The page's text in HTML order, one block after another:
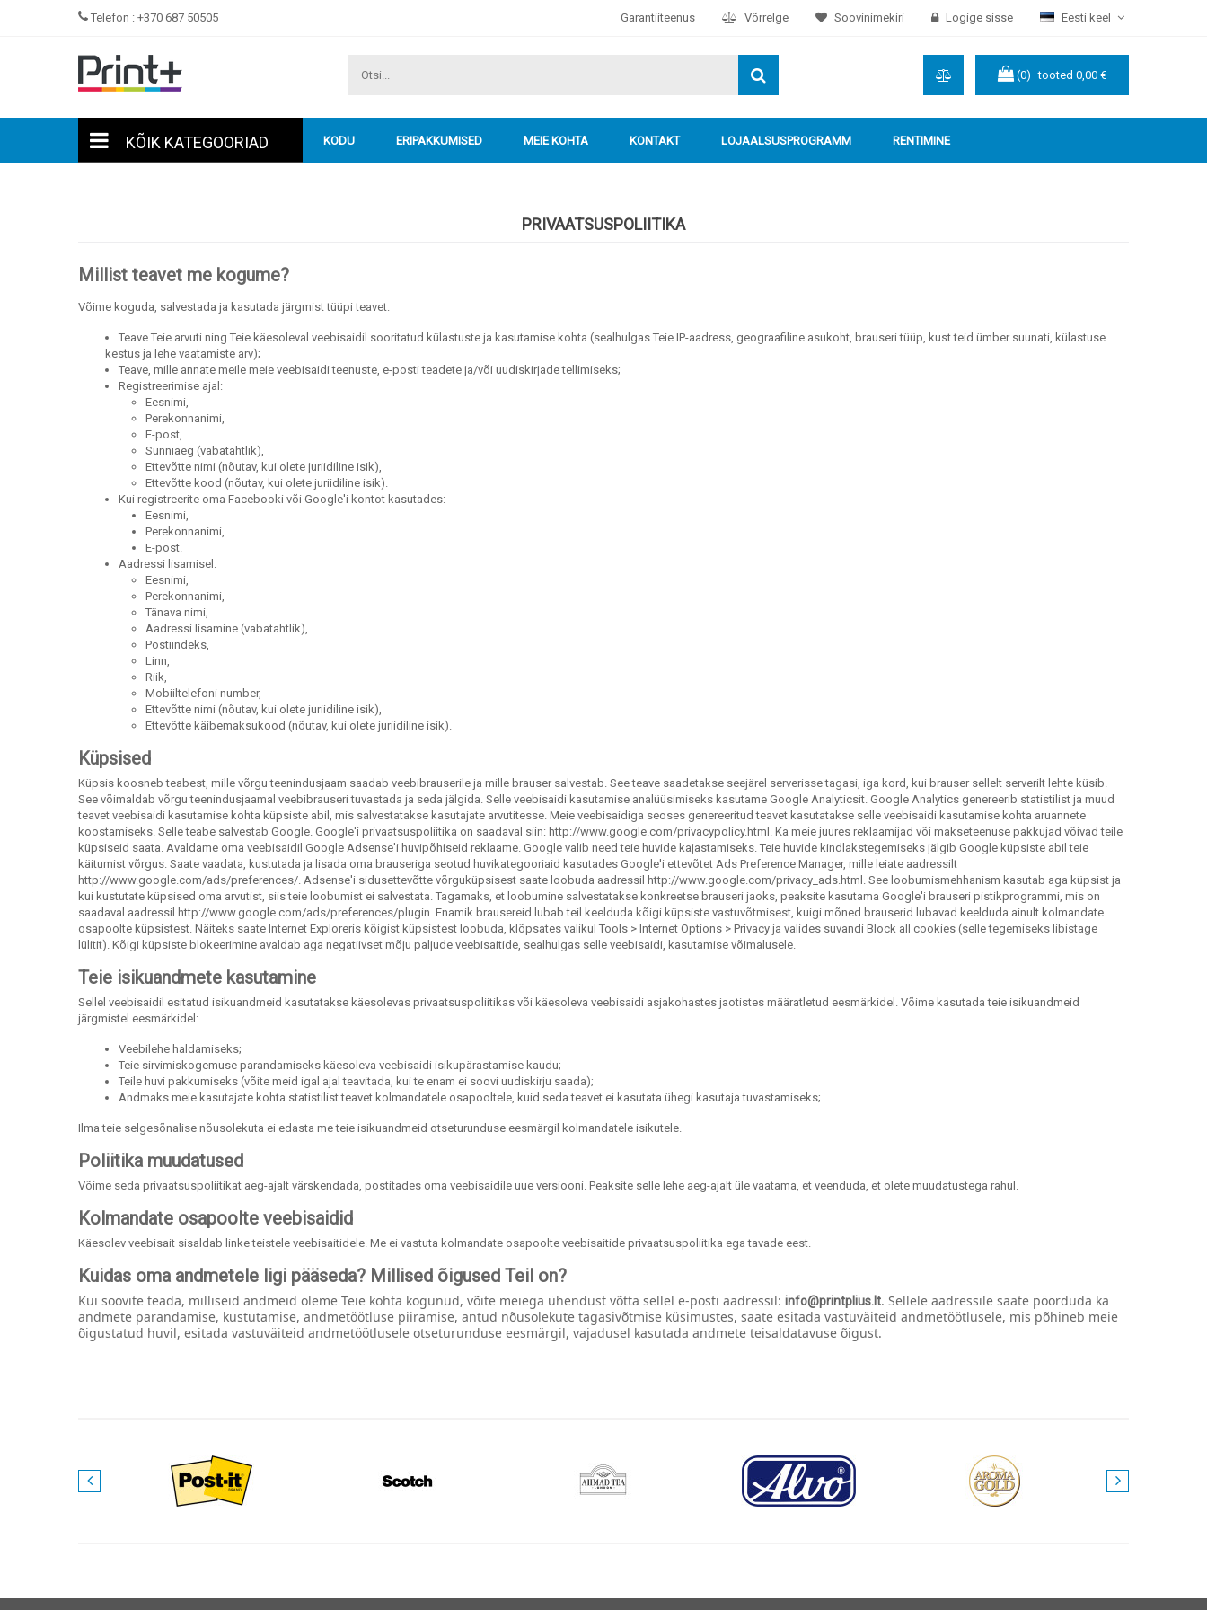
Eesti keel
Telefon : +370 687 50505 Garantiiteenus Võrrelge Soovinimekiri Logige sisse
(0) tooted 0,00 €
KÕIK KATEGOORIAD KODU ERIPAKKUMISED MEIE KOHTA KONTAKT LOJAALSUSPROGRAMM RENTIMINE
PRIVAATSUSPOLIITIKA
Millist teavet me kogume?
Võime koguda, salvestada ja kasutada järgmist tüüpi teavet:
Teave Teie arvuti ning Teie käesoleval veebisaidil sooritatud külastuste ja kasutamise kohta (sealhulgas Teie IP-aadress, geograafiline asukoht, brauseri tüüp, kust teid ümber suunati, külastuse
kestus ja lehe vaatamiste arv);
Teave, mille annate meile meie veebisaidi teenuste, e-posti teadete ja/või uudiskirjade tellimiseks;
Registreerimise ajal:
Eesnimi,
Perekonnanimi,
E-post,
Sünniaeg (vabatahtlik),
Ettevõtte nimi (nõutav, kui olete juriidiline isik),
Ettevõtte kood (nõutav, kui olete juriidiline isik).
Kui registreerite oma Facebooki või Google'i kontot kasutades:
Eesnimi,
Perekonnanimi,
E-post.
Aadressi lisamisel:
Eesnimi,
Perekonnanimi,
Tänava nimi,
Aadressi lisamine (vabatahtlik),
Postiindeks,
Linn,
Riik,
Mobiiltelefoni number,
Ettevõtte nimi (nõutav, kui olete juriidiline isik),
Ettevõtte käibemaksukood (nõutav, kui olete juriidiline isik).
Küpsised
Küpsis koosneb teabest, mille võrgu teenindusjaam saadab veebibrauserile ja mille brauser salvestab. See teave saadetakse seejärel serverisse tagasi, iga kord, kui brauser sellelt serverilt lehte küsib.
See võimaldab võrgu teenindusjaamal veebibrauseri tuvastada ja seda jälgida. Selle veebisaidi kasutamise analüüsimiseks kasutame Google Analyticsit. Google Analytics genereerib statistilist ja muud
teavet veebisaidi kasutamise kohta küpsiste abil, mis salvestatakse kasutajate arvutitesse. Meie veebisaidiga seoses genereeritud teavet kasutatakse selle veebisaidi kasutamise kohta aruannete
koostamiseks. Selle teabe salvestab Google. Google'i privaatsuspoliitika on saadaval siin: http://www.google.com/privacypolicy.html. Ka meie juures reklaamijad või makseteenuse pakkujad võivad teile
küpsiseid saata. Avaldame oma veebisaidil Google Adsense'i huvipõhiseid reklaame. Google valib need teie huvide kajastamiseks. Teie huvide kindlakstegemiseks jälgib Google küpsiste abil teie
käitumist võrgus. Saate vaadata, kustutada ja lisada oma brauseriga seotud huvikategooriaid kasutades Google'i ettevõtet Ads Preference Manager, mille leiate aadressilt
http://www.google.com/ads/preferences/. Adsense'i sidusettevõtte võrguküpsisest saate loobuda aadressil http://www.google.com/privacy_ads.html. See loobumismehhanism kasutab aga küpsist ja
kui kustutate küpsised oma arvutist, siis teie loobumist ei salvestata. Tagamaks, et loobumine salvestatakse konkreetse brauseri jaoks, peaksite kasutama Google'i brauseri pistikprogrammi, mis on
saadaval aadressil http://www.google.com/ads/preferences/plugin. Enamik brausereid lubab teil keelduda kõigi küpsiste vastuvõtmisest, kuigi mõned brauserid lubavad keelduda ainult kolmandate
osapoolte küpsistest. Näiteks saate Internet Exploreris kõigist küpsistest loobuda, klõpsates valikul Tools > Internet Options > Privacy ja valides suvandi Block all cookies (selle tegemiseks libistage
lülitit). Kõigi küpsiste blokeerimine avaldab aga negatiivset mõju paljude veebisaitide, sealhulgas selle veebisaidi, kasutamise võimalusele.
Teie isikuandmete kasutamine
Sellel veebisaidil esitatud isikuandmeid kasutatakse käesolevas privaatsuspoliitikas või käesoleva veebisaidi asjakohastes jaotistes määratletud eesmärkidel. Võime kasutada teie isikuandmeid
järgmistel eesmärkidel:
Veebilehe haldamiseks;
Teie sirvimiskogemuse parandamiseks käesoleva veebisaidi isikupärastamise kaudu;
Teile huvi pakkumiseks (võite meid igal ajal teavitada, kui te enam ei soovi uudiskirju saada);
Andmaks meie kasutajate kohta statistilist teavet kolmandatele osapooltele, kuid seda teavet ei kasutata ühegi kasutaja tuvastamiseks;
Ilma teie selgesõnalise nõusolekuta ei edasta me teie isikuandmeid otseturunduse eesmärgil kolmandatele isikutele.
Poliitika muudatused
Võime seda privaatsuspoliitikat aeg-ajalt värskendada, postitades oma veebisaidile uue versiooni. Peaksite selle lehe aeg-ajalt üle vaatama, et veenduda, et olete muudatustega rahul.
Kolmandate osapoolte veebisaidid
Käesolev veebisait sisaldab linke teistele veebisaitidele. Me ei vastuta kolmandate osapoolte veebisaitide privaatsuspoliitika ega tavade eest.
Kuidas oma andmetele ligi pääseda? Millised õigused Teil on?
Kui soovite teada, milliseid andmeid oleme Teie kohta kogunud, võite meiega ühendust võtta sellel e-posti aadressil: info@printplius.lt. Sellele aadressile saate pöörduda ka
andmete parandamise, kustutamise, andmetöötluse piiramise, antud nõusolekute tagasivõtmise küsimustes, saate esitada vastuväiteid andmetöötlusele, mis põhineb meie
õigustatud huvil, esitada vastuväiteid andmetöötlusele otseturunduse eesmärgil, vajadusel kasutada andmete teisaldatavuse õigust.